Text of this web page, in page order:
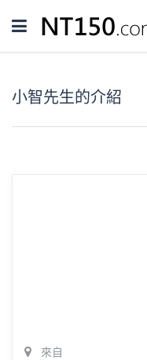
Toggle
navigation
小智先生的介紹
來自